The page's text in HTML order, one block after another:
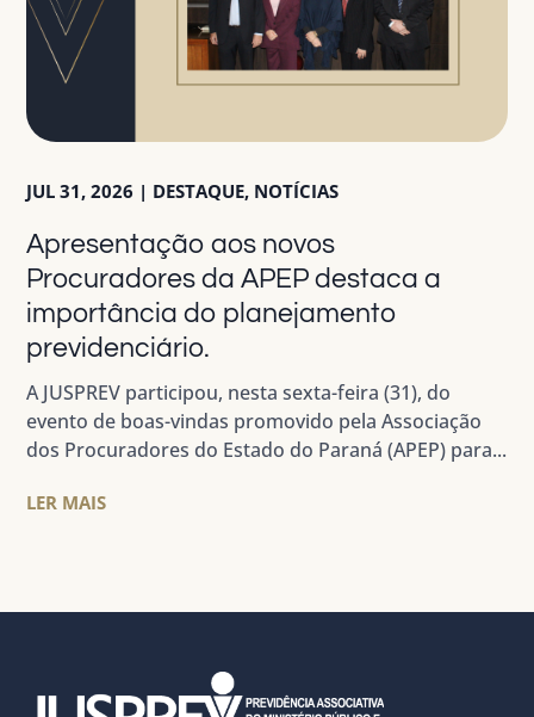
Apresentação aos novos
Procuradores da APEP destaca a
importância do planejamento
previdenciário.
JUL 31, 2026 | DESTAQUE, NOTÍCIAS
A JUSPREV participou, nesta sexta-feira (31), do
evento de boas-vindas promovido pela Associação
dos Procuradores do Estado do Paraná (APEP) para...
LER MAIS